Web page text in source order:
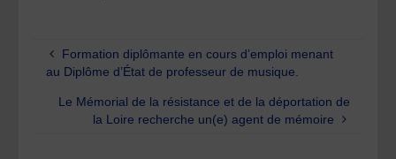
Formation diplômante en cours d’emploi menant
au Diplôme d’État de professeur de musique.
Le Mémorial de la résistance et de la déportation de
la Loire recherche un(e) agent de mémoire